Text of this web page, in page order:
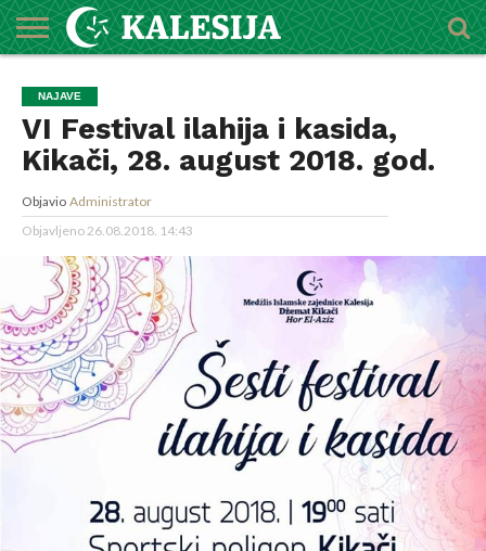
O
MEDŽLISU
DŽEMATI
IMAMI
MEKTEBSKI
CENTAR
VIJESTI
HUTBE
NAJAVE
KALENDAR
KONTAKT
NAJAVE
VI Festival ilahija i kasida,
Kikači, 28. august 2018. god.
Objavio Administrator
Objavljeno26.08.2018. 14:43